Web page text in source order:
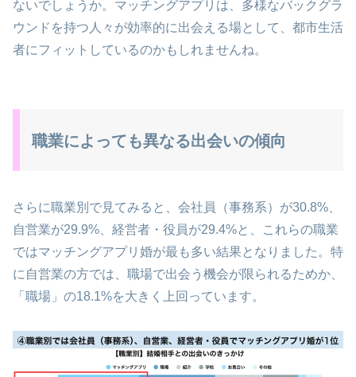
ないでしょうか。マッチングアプリは、多様なバックグラ
ウンドを持つ人々が効率的に出会える場として、都市生活
者にフィットしているのかもしれませんね。
職業によっても異なる出会いの傾向
さらに職業別で見てみると、会社員（事務系）が30.8%、
自営業が29.9%、経営者・役員が29.4%と、これらの職業
ではマッチングアプリ婚が最も多い結果となりました。特
に自営業の方では、職場で出会う機会が限られるためか、
「職場」の18.1%を大きく上回っています。